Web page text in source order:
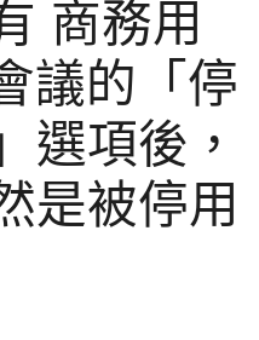
商務用
議的「停
選項後，
是被停用